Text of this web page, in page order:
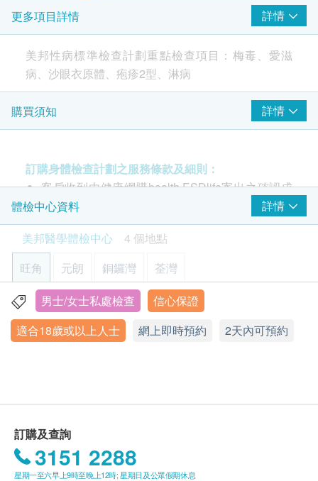
2 基本項目
淋病檢測
淋球菌抗原
沙眼衣原體抗原
單純疱疹病毒II型抗體測試
報告
2 -3個工作天電郵報告
醫護人員(註冊西醫或註冊護士等)講解報告
柏氏子宮頸液基薄片檢查
除可檢查子宮頸癌前期病變外，亦可知是否有其他婦科隱患
(只限有性經驗女性)
34% off
HK$410.0 HK$620
4合1心血管疾病伸延檢查
檢查能反映患多種心血管疾病的可能性、預測中風危險及血凝
HK$600.0 HK$1,670
癌症指標測試組合A
包括肝癌指標、胰臟癌指標、胃腫瘤指標、鼻咽癌腫瘤指標
HK$990.0
空腹血糖及血脂常規化驗
檢測空腹情況下血糖中的葡萄糖含量及血液裡脂肪含量
HK$450.0
更多項目詳情 詳情
美邦性病標準檢查計劃重點檢查項目：梅毒、愛滋
病、沙眼衣原體、疱疹2型、淋病
購買須知 詳情
訂購身體檢查計劃之服務條款及細則：
客戶收到由健康網購health.ESDlife寄出之確認成
功付款電郵後，美邦醫學體檢中心將於隨後1-2個
工作天的辦公時間內，致電客戶預約身體檢查的時
間及地點。客戶亦可致電查詢或在訂單確認後1個
工作天致電該中心預約 (電話：2369 0680)。
購買計劃後可安排由健康網購health.ESDlife發出
的正式收據，並於7-14個工作天後寄出。客戶可於
購買時提出收據要求，或經以下方法聯絡客戶服務
員: 電郵 (support@esdlife.com
) 或電話 (3151
(1) 有家長或監護人陪同者
在中心即場簽署同意書，並出示身份證明文件，經
核實無誤後可提供服務。
體檢中心資料
詳情
美邦醫學體檢中心
4 個地點
旺角
元朗 銅鑼灣 荃灣
旺角亞皆老街8號朗豪坊辦公室大樓11樓
顯示地圖
男士/女士私處檢查
信心保證
適合18歲或以上人士
網上即時預約 2天內可預約
訂購及查詢
3151 2288
星期一至六早上9時至晚上12時; 星期日及公眾假期休息